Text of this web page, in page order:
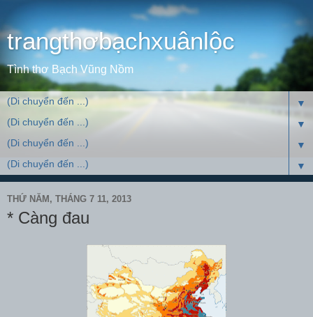
trangthơbạchxuânlộc
Tình thơ Bạch Vũng Nồm
▼
▼
▼
▼
THỨ NĂM, THÁNG 7 11, 2013
* Càng đau